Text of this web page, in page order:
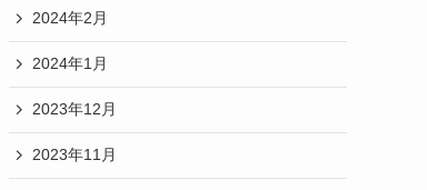
2024年2月
2024年1月
2023年12月
2023年11月